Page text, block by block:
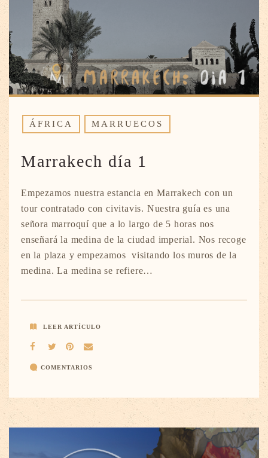
ÁFRICA MARRUECOS
Marrakech día 1
Empezamos nuestra estancia en Marrakech con un
tour contratado con civitavis. Nuestra guía es una
señora marroquí que a lo largo de 5 horas nos
enseñará la medina de la ciudad imperial. Nos recoge
en la plaza y empezamos visitando los muros de la
medina. La medina se refiere…
LEER ARTÍCULO
COMENTARIOS